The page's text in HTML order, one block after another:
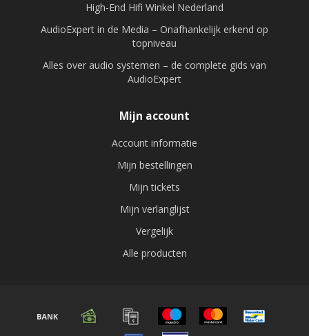
High-End Hifi Winkel Nederland
AudioExpert in de Media – Onafhankelijk erkend op
topniveau
Alles over audio systemen – de complete gids van
AudioExpert
Mijn account
Account informatie
Mijn bestellingen
Mijn tickets
Mijn verlanglijst
Vergelijk
Alle producten